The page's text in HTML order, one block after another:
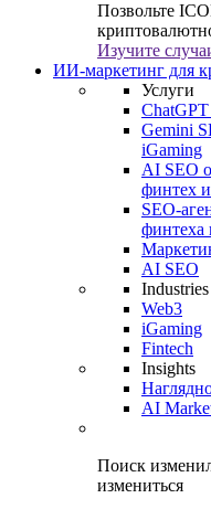
Позвольте
Изучите
ИИ-маркетинг для
Услуги
Gemini
iGaming
AI SEO
финтех
SEO-
финтеха
AI SEO
Industries
Web3
iGaming
Fintech
Insights
AI
Поиск
измениться